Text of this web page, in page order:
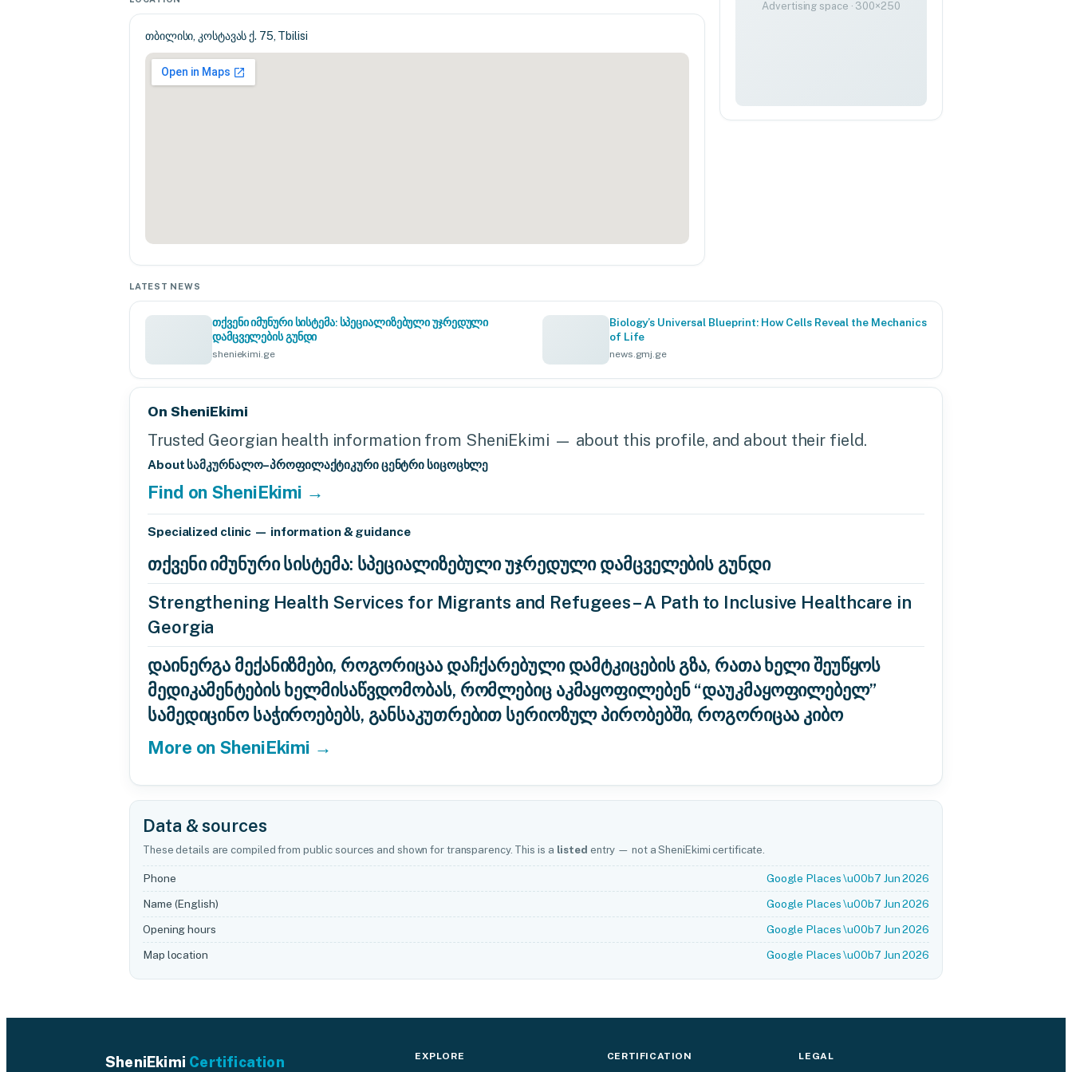
თბილისი, კოსტავას ქ. 75, Tbilisi
Advertising space · 300×250
LATEST NEWS
თქვენი იმუნური სისტემა: სპეციალიზებული უჯრედული
დამცველების გუნდი
sheniekimi.ge
Biology’s Universal Blueprint: How Cells Reveal the Mechanics
of Life
news.gmj.ge
On SheniEkimi
Trusted Georgian health information from SheniEkimi — about this profile, and about their field.
About სამკურნალო–პროფილაქტიკური ცენტრი სიცოცხლე
Find on SheniEkimi →
Specialized clinic — information & guidance
თქვენი იმუნური სისტემა: სპეციალიზებული უჯრედული დამცველების გუნდი
Strengthening Health Services for Migrants and Refugees – A Path to Inclusive Healthcare in
Georgia
დაინერგა მექანიზმები, როგორიცაა დაჩქარებული დამტკიცების გზა, რათა ხელი შეუწყოს
მედიკამენტების ხელმისაწვდომობას, რომლებიც აკმაყოფილებენ “დაუკმაყოფილებელ”
სამედიცინო საჭიროებებს, განსაკუთრებით სერიოზულ პირობებში, როგორიცაა კიბო
More on SheniEkimi →
Data & sources
These details are compiled from public sources and shown for transparency. This is a listed entry — not a SheniEkimi certificate.
Phone
Google Places \u00b7 Jun 2026
Name (English)
Google Places \u00b7 Jun 2026
Opening hours
Google Places \u00b7 Jun 2026
Map location
Google Places \u00b7 Jun 2026
SheniEkimi Certification EXPLORE CERTIFICATION LEGAL